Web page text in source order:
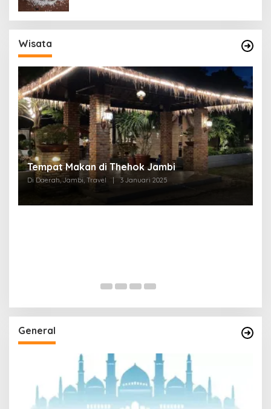
Wisata
Tempat Makan di Thehok Jambi
Di Daerah, Jambi, Travel 3 Januari 2025
General